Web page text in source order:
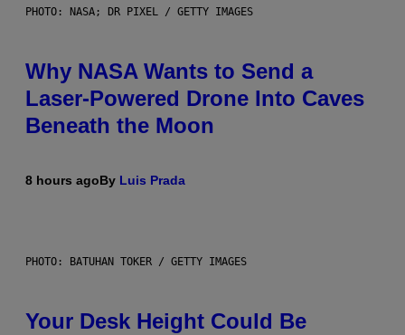
PHOTO: NASA; DR PIXEL / GETTY IMAGES
Why NASA Wants to Send a
Laser-Powered Drone Into Caves
Beneath the Moon
8 hours agoBy Luis Prada
PHOTO: BATUHAN TOKER / GETTY IMAGES
Your Desk Height Could Be